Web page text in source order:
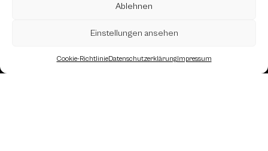
Ablehnen
Einstellungen ansehen
Cookie-RichtlinieDatenschutzerklärungImpressum